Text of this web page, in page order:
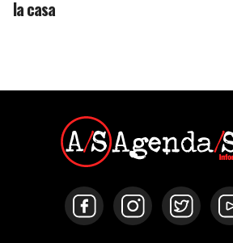
la casa